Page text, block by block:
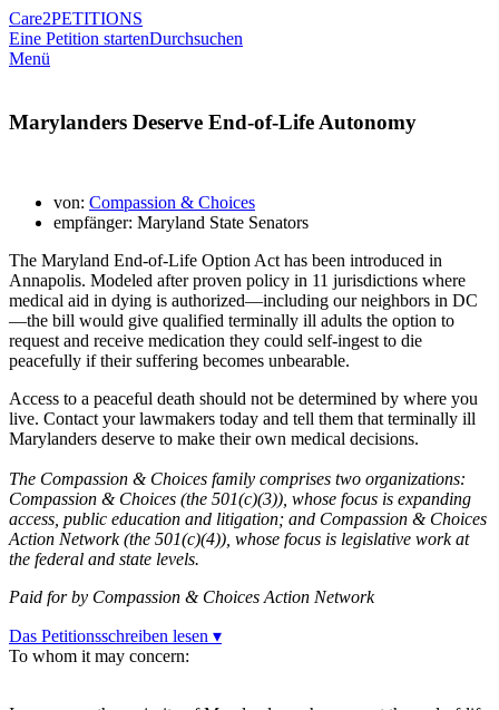
Care2PETITIONS
Eine Petition startenDurchsuchen
Menü
Marylanders Deserve End-of-Life Autonomy
von: Compassion & Choices
empfänger: Maryland State Senators
The Maryland End-of-Life Option Act has been introduced in
Annapolis. Modeled after proven policy in 11 jurisdictions where
medical aid in dying is authorized—including our neighbors in DC
—the bill would give qualified terminally ill adults the option to
request and receive medication they could self-ingest to die
peacefully if their suffering becomes unbearable.
Access to a peaceful death should not be determined by where you
live. Contact your lawmakers today and tell them that terminally ill
Marylanders deserve to make their own medical decisions.
The Compassion & Choices family comprises two organizations:
Compassion & Choices (the 501(c)(3)), whose focus is expanding
access, public education and litigation; and Compassion & Choices
Action Network (the 501(c)(4)), whose focus is legislative work at
the federal and state levels.
Paid for by Compassion & Choices Action Network
Das Petitionsschreiben lesen ▾
To whom it may concern: